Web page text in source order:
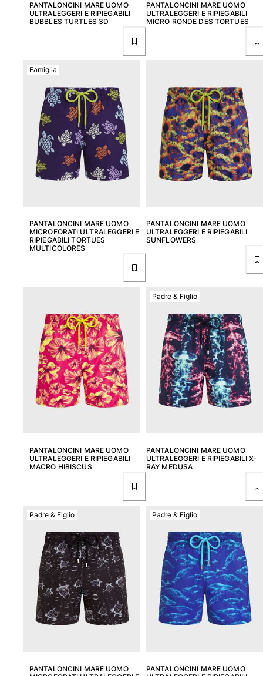
PANTALONCINI MARE UOMO
ULTRALEGGERI E RIPIEGABILI
BUBBLES TURTLES 3D
PANTALONCINI MARE UOMO
ULTRALEGGERI E RIPIEGABILI
MICRO RONDE DES TORTUES
PANTALONCINI MARE UOMO
MICROFORATI ULTRALEGGERI E
RIPIEGABILI TORTUES
MULTICOLORES
Famiglia
PANTALONCINI MARE UOMO
ULTRALEGGERI E RIPIEGABILI
SUNFLOWERS
PANTALONCINI MARE UOMO
ULTRALEGGERI E RIPIEGABILI
MACRO HIBISCUS
PANTALONCINI MARE UOMO
ULTRALEGGERI E RIPIEGABILI X-
RAY MEDUSA
Padre & Figlio
PANTALONCINI MARE UOMO
Padre & Figlio
PANTALONCINI MARE UOMO
Padre & Figlio